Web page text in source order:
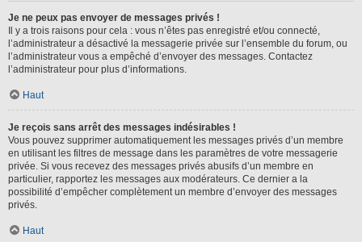
Je ne peux pas envoyer de messages privés !
Il y a trois raisons pour cela : vous n’êtes pas enregistré et/ou connecté,
l’administrateur a désactivé la messagerie privée sur l’ensemble du forum, ou
l’administrateur vous a empêché d’envoyer des messages. Contactez
l’administrateur pour plus d’informations.
Haut
Je reçois sans arrêt des messages indésirables !
Vous pouvez supprimer automatiquement les messages privés d’un membre
en utilisant les filtres de message dans les paramètres de votre messagerie
privée. Si vous recevez des messages privés abusifs d’un membre en
particulier, rapportez les messages aux modérateurs. Ce dernier a la
possibilité d’empêcher complètement un membre d’envoyer des messages
privés.
Haut